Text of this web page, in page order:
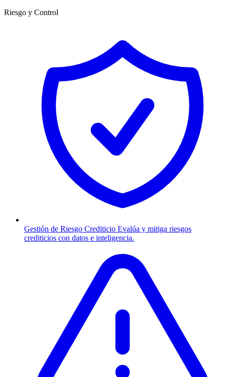
Riesgo y Control
Gestión de Riesgo Crediticio Evalúa y mitiga riesgos
crediticios con datos e inteligencia.